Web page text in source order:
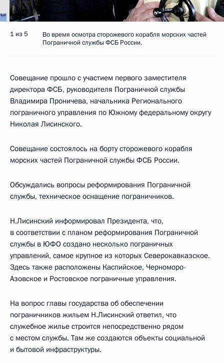
1 из 5
Во время осмотра сторожевого корабля морских частей
Пограничной службы ФСБ России.
Совещание прошло с участием первого заместителя
директора ФСБ, руководителя Пограничной службы
Владимира Проничева, начальника Регионального
пограничного управления по Южному федеральному округу
Николая Лисинского.
Совещание состоялось на борту сторожевого корабля
морских частей Пограничной службы ФСБ России.
Обсуждались вопросы реформирования Пограничной
службы, техническое оснащение пограничников.
Н.Лисинский информировал Президента, что,
в соответствии с планом реформирования Пограничной
службы в ЮФО создано несколько пограничных
управлений, самое крупное из которых Северокавказское.
Здесь также расположены Каспийское, Черноморо-
Азовское и Ростовское пограничные управления.
На вопрос главы государства об обеспечении
пограничников жильем Н.Лисинский ответил, что
служебное жилье строится непосредственно рядом
с местом службы. Там же создаются объекты социальной
и бытовой инфраструктуры.